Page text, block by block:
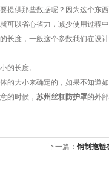
提供那些数据呢？因为这个东
可以省心省力，减少使用过程
度，一般这个参数我们在设
的长度。
大小来确定的，如果不知道如
的时候， 苏州丝杠防护罩的外
下一篇： 钢制拖链